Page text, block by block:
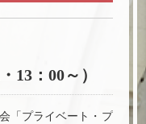
13：00～）
「プライベート・プ